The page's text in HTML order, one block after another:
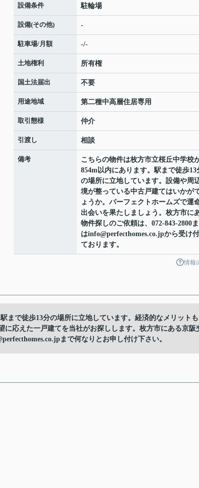
設備条件 駐輪場
設備(その他) -
駐車場/月額 -/-
土地権利 所有権
国土法届出 不要
用途地域 第二種中高層住居専用
取引態様 仲介
引渡し 相談
備考
こちらの物件は枚方市立桜丘中学校
854m以内にあります。駅まで徒歩13
の場所に立地しています。設備や周
境が整っている中古戸建てはいかが
ょうか。パーフェクトホームズで運
出会いを果たしましょう。枚方市に
物件探しのご依頼は、072-843-2800
はinfo@perfecthomes.co.jpから受け
ております。
情報
まで徒歩13分の場所に立地しています。経済的なメリットも
応えた一戸建てを当社がお探しします。枚方市にある京阪
まで何なりとお申し付け下さい。